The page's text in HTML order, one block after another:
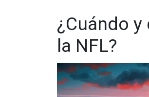
¿Cuándo
la NFL?